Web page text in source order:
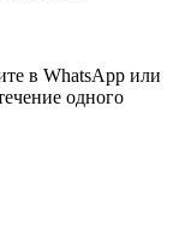
в WhatsApp или
одного